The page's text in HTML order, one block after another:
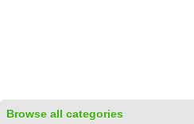
Browse all categories